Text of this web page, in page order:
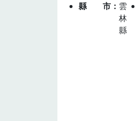
縣市
雲
林
縣